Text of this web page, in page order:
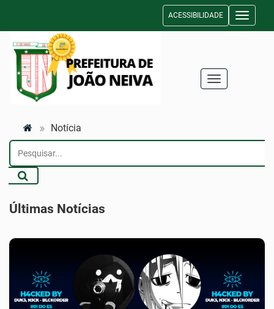
Toggle
ACESSIBILIDADE
Toggle
Notícia
Últimas Notícias